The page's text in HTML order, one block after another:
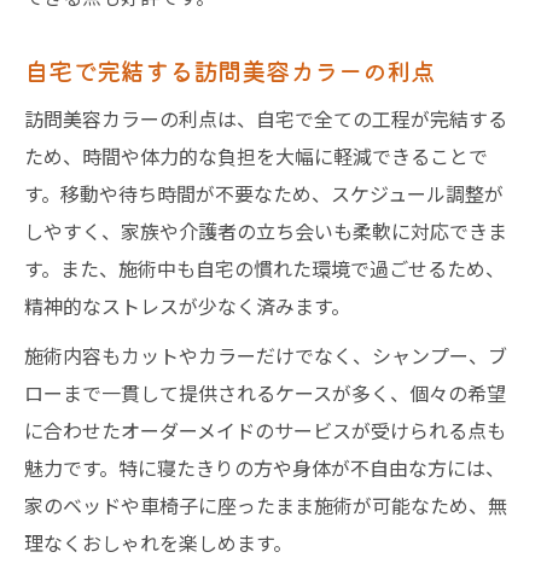
自宅で完結する訪問美容カラーの利点
訪問美容カラーの利点は、自宅で全ての工程が完結する
ため、時間や体力的な負担を大幅に軽減できることで
す。移動や待ち時間が不要なため、スケジュール調整が
しやすく、家族や介護者の立ち会いも柔軟に対応できま
す。また、施術中も自宅の慣れた環境で過ごせるため、
精神的なストレスが少なく済みます。
施術内容もカットやカラーだけでなく、シャンプー、ブ
ローまで一貫して提供されるケースが多く、個々の希望
に合わせたオーダーメイドのサービスが受けられる点も
魅力です。特に寝たきりの方や身体が不自由な方には、
家のベッドや車椅子に座ったまま施術が可能なため、無
理なくおしゃれを楽しめます。